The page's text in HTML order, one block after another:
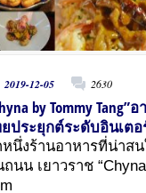
2019-12-05 2630
by Tommy Tang”
ประยุกต์ระดับอินเตอ
หนึ่งร้านอาหารที่น่าสน
นน เยาวราช